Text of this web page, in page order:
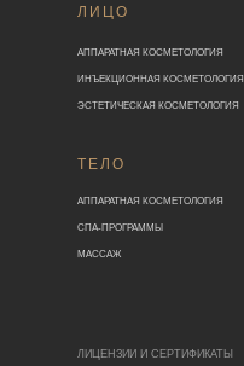
АППАРАТНАЯ КОСМЕТОЛОГИЯ
АППАРАТНАЯ КОСМЕТОЛОГИЯ
ИНЪЕКЦИОННАЯ КОСМЕТОЛОГИЯ
СПА-ПРОГРАММЫ
ЭСТЕТИЧЕСКАЯ КОСМЕТОЛОГИЯ
МАССАЖ
ЛИЦО
ТЕЛО
ЛИЦЕНЗИИ И СЕРТИФИКАТЫ